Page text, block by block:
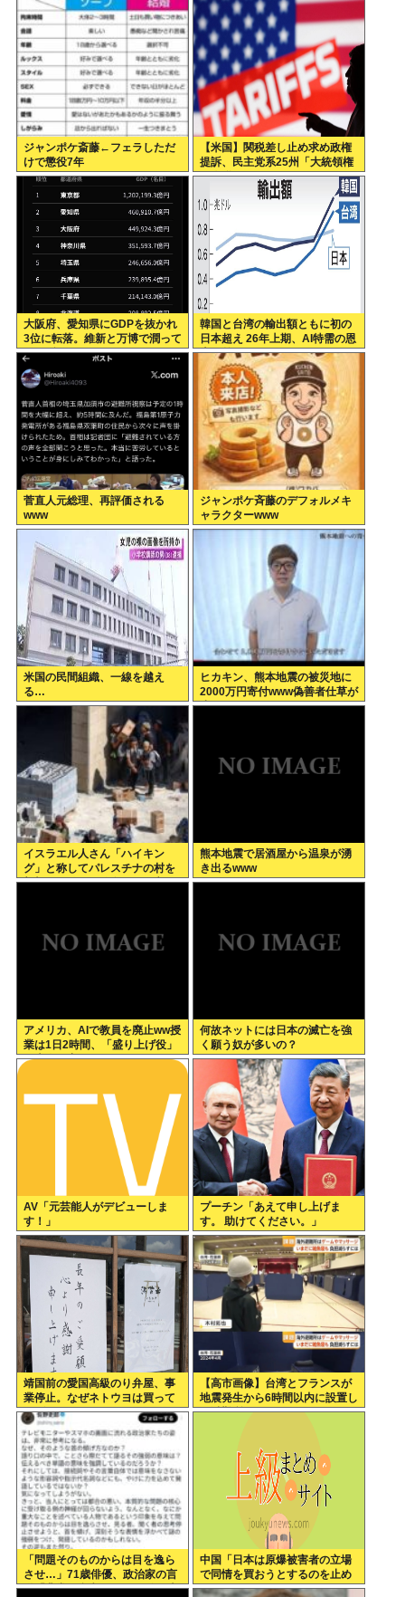
被害後の”深刻なPTSD”
ジャンポケ斎藤←フェラしただ
けで懲役7年
【米国】関税差し止め求め政権
提訴、民主党系25州「大統領権
限逸脱」
大阪府、愛知県にGDPを抜かれ
3位に転落。維新と万博で潤って
るはずじゃ…
韓国と台湾の輸出額ともに初の
日本超え 26年上期、AI特需の恩
恵で差
菅直人元総理、再評価される
www
ジャンポケ斉藤のデフォルメキ
ャラクターwww
米国の民間組織、一線を越え
る…
ヒカキン、熊本地震の被災地に
2000万円寄付www偽善者仕草が
止まらないwww
イスラエル人さん「ハイキン
グ」と称してパレスチナの村を
襲撃した結果、銃奪われ死亡。
熊本地震で居酒屋から温泉が湧
き出るwww
アメリカ、AIで教員を廃止ww授
業は1日2時間、「盛り上げ役」
の大人が褒めてやる気を伸ばし
何故ネットには日本の滅亡を強
く願う奴が多いの？
AV「元芸能人がデビューしま
す！」
プーチン「あえて申し上げま
す。 助けてください。」
靖国前の愛国高級のり弁屋、事
業停止。なぜネトウヨは買って
あげなかったの？
【高市画像】台湾とフランスが
地震発生から6時間以内に設置し
た避難所がこれwww
「問題そのものからは目を逸ら
させ…」71歳俳優、政治家の言
動「非常に参考になる」 佐野史
中国「日本は原爆被害者の立場
で同情を買おうとするのを止め
ろ」